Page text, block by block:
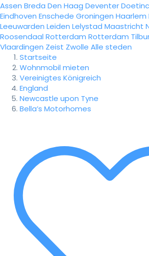
Assen Breda Den Haag Deventer
Eindhoven Enschede Groningen Haarlem
Leeuwarden Leiden Lelystad Maastricht
Roosendaal Rotterdam Rotterdam
Vlaardingen Zeist Zwolle Alle steden
Startseite
Wohnmobil mieten
Vereinigtes Königreich
England
Newcastle upon Tyne
Bella’s Motorhomes